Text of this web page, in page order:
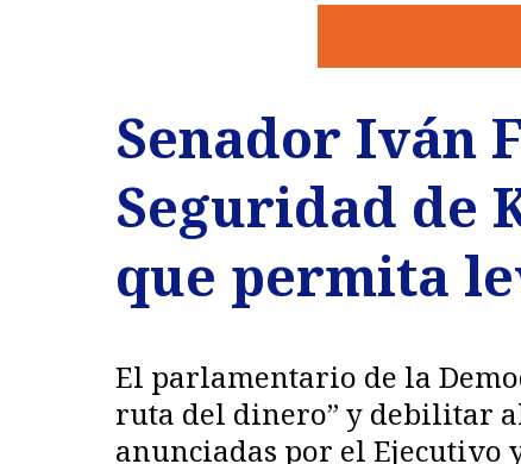
Senador Iván
Seguridad de
que permita
El parlamentario de la
ruta del dinero” y debilitar
anunciadas por el Ejecutivo